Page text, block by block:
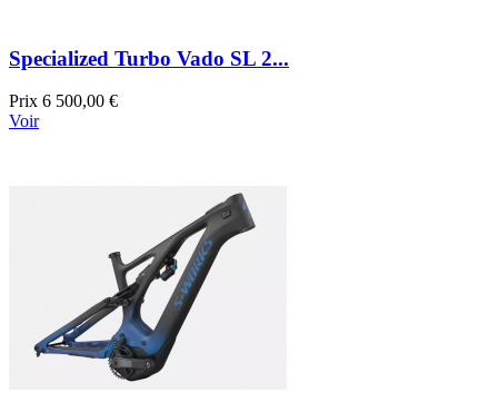
Specialized Turbo Vado SL 2...
Prix 6 500,00 €
Voir